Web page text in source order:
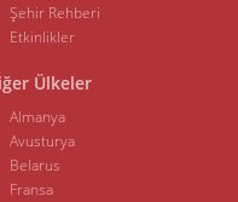
Şehir Rehberi
Etkinlikler
Ülkeler
Almanya
Avusturya
Belarus
Fransa